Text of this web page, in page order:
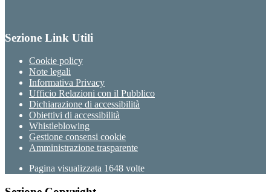
Sezione Link Utili
Cookie policy
Note legali
Informativa Privacy
Ufficio Relazioni con il Pubblico
Dichiarazione di accessibilità
Obiettivi di accessibilità
Whistleblowing
Gestione consensi cookie
Amministrazione trasparente
Pagina visualizzata 1648 volte